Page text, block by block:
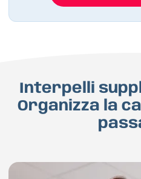
Interpelli
Organizza la